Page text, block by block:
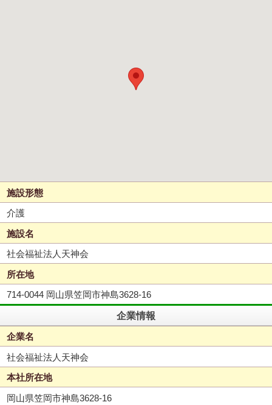
施設形態
介護
施設名
社会福祉法人天神会
所在地
714-0044 岡山県笠岡市神島3628-16
企業情報
企業名
社会福祉法人天神会
本社所在地
岡山県笠岡市神島3628-16